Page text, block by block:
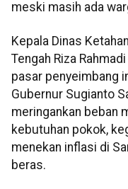
meski masih ada
Kepala Dinas
Tengah Riza
pasar penyeimbang
Gubernur Sugianto
meringankan beban
kebutuhan pokok,
menekan inflasi di
beras.